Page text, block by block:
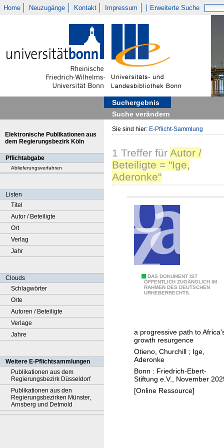
Home Neuzugänge Kontakt Impressum Erweiterte Suche
Suchergebnis
Suche verändern
Elektronische Publikationen aus
dem Regierungsbezirk Köln
Pflichtabgabe
Ablieferungsverfahren
Listen
Titel
Autor / Beteiligte
Ort
Verlag
Jahr
Clouds
Schlagwörter
Orte
Autoren / Beteiligte
Verlage
Jahre
Weitere E-Pflichtsammlungen
Publikationen aus dem
Regierungsbezirk Düsseldorf
Publikationen aus den
Regierungsbezirken Münster,
Arnsberg und Detmold
Sie sind hier: E-Pflicht-Sammlung
1 Treffer für Autor /
Beteiligte = "Ige,
Aderonke"
DAS DOKUMENT IST
ÖFFENTLICH ZUGÄNGLICH IM
RAHMEN DES DEUTSCHEN
URHEBERRECHTS.
d
a
i
d
a
n
a progressive path to
growth resurgence
Otieno, Churchill ; Ige,
Aderonke
Bonn : Friedrich-Ebert-
Stiftung e.V., November
[Online Ressource]